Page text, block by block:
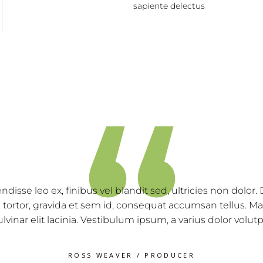
sapiente delectus
ex enim, feugiat hendrerit consequat at, posuere in
vitae porttitor nibh. Nam eget ultricies risus.
quam odio, malesuada fames ac ante ipsum